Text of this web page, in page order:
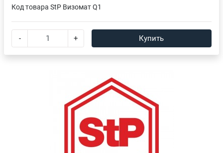
Код товара StP Визомат Q1
- + Купить